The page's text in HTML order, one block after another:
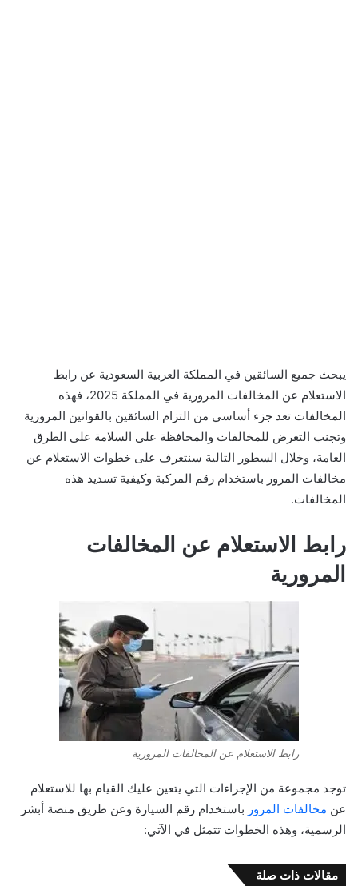
يبحث جميع السائقين في المملكة العربية السعودية عن رابط
الاستعلام عن المخالفات المرورية في المملكة 2025، فهذه
المخالفات تعد جزء أساسي من التزام السائقين بالقوانين المرورية
وتجنب التعرض للمخالفات والمحافظة على السلامة على الطرق
العامة، وخلال السطور التالية سنتعرف على خطوات الاستعلام عن
مخالفات المرور باستخدام رقم المركبة وكيفية تسديد هذه
المخالفات.
رابط الاستعلام عن المخالفات
المرورية
رابط الاستعلام عن المخالفات المرورية
توجد مجموعة من الإجراءات التي يتعين عليك القيام بها للاستعلام
عن مخالفات المرور باستخدام رقم السيارة وعن طريق منصة أبشر
الرسمية، وهذه الخطوات تتمثل في الآتي:
مقالات ذات صلة